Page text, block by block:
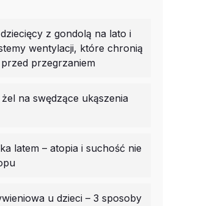
z gondolą na lato i
wentylacji, które chronią
przegrzaniem
na swędzące ukąszenia
latem – atopia i suchość nie
u dzieci – 3 sposoby